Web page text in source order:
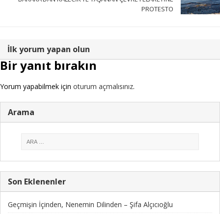
PROTESTO
İlk yorum yapan olun
Bir yanıt bırakın
Yorum yapabilmek için oturum açmalısınız.
Arama
Son Eklenenler
Geçmişin İçinden, Nenemin Dilinden – Şifa Alçıcıoğlu